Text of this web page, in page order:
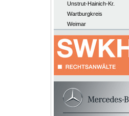
Unstrut-Hainich-Kr.
Wartburgkreis
Weimar